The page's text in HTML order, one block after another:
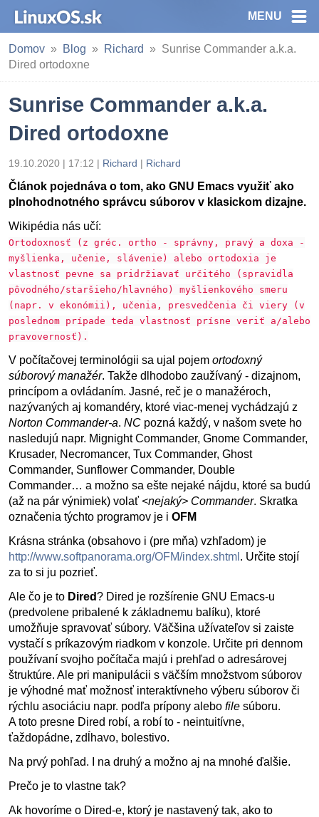
MENU
Domov Blog Richard
Sunrise Commander a.k.a.
Dired ortodoxne
Sunrise Commander a.k.a.
Dired ortodoxne
19.10.2020 | 17:12 | Richard | Richard
Článok pojednáva o tom, ako GNU Emacs využiť ako
plnohodnotného správcu súborov v klasickom dizajne.
Wikipédia nás učí:
Ortodoxnosť (z gréc. ortho - správny, pravý a doxa -
myšlienka, učenie, slávenie) alebo ortodoxia je
vlastnosť pevne sa pridržiavať určitého (spravidla
pôvodného/staršieho/hlavného) myšlienkového smeru
(napr. v ekonómii), učenia, presvedčenia či viery (v
poslednom prípade teda vlastnosť prísne veriť a/alebo
pravovernosť).
V počítačovej terminológii sa ujal pojem ortodoxný
súborový manažér. Takže dlhodobo zaužívaný - dizajnom,
princípom a ovládaním. Jasné, reč je o manažéroch,
nazývaných aj komandéry, ktoré viac-menej vychádzajú z
Norton Commander-a. NC pozná každý, v našom svete ho
nasledujú napr. Mignight Commander, Gnome Commander,
Krusader, Necromancer, Tux Commander, Ghost
Commander, Sunflower Commander, Double
Commander… a možno sa ešte nejaké nájdu, ktoré sa budú
(až na pár výnimiek) volať <nejaký> Commander. Skratka
označenia týchto programov je i OFM
Krásna stránka (obsahovo i (pre mňa) vzhľadom) je
http://www.softpanorama.org/OFM/index.shtml . Určite stojí
za to si ju pozrieť.
Ale čo je to Dired? Dired je rozšírenie GNU Emacs-u
(predvolene pribalené k základnemu balíku), ktoré
umožňuje spravovať súbory. Väčšina užívateľov si zaiste
vystačí s príkazovým riadkom v konzole. Určite pri dennom
používaní svojho počítača majú i prehľad o adresárovej
štruktúre. Ale pri manipulácii s väčším množstvom súborov
je výhodné mať možnosť interaktívneho výberu súborov či
rýchlu asociáciu napr. podľa prípony alebo file súboru.
A toto presne Dired robí, a robí to - neintuitívne,
ťaždopádne, zdĺhavo, bolestivo.
Na prvý pohľad. I na druhý a možno aj na mnohé ďalšie.
Prečo je to vlastne tak?
Ak hovoríme o Dired-e, ktorý je nastavený tak, ako to